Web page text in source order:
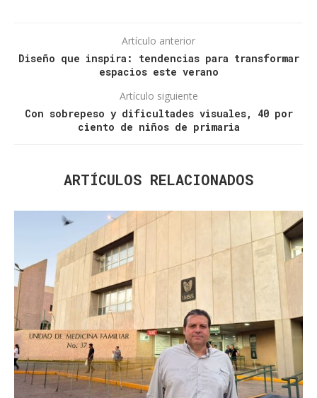
Artículo anterior
Diseño que inspira: tendencias para transformar
espacios este verano
Artículo siguiente
Con sobrepeso y dificultades visuales, 40 por
ciento de niños de primaria
ARTÍCULOS RELACIONADOS